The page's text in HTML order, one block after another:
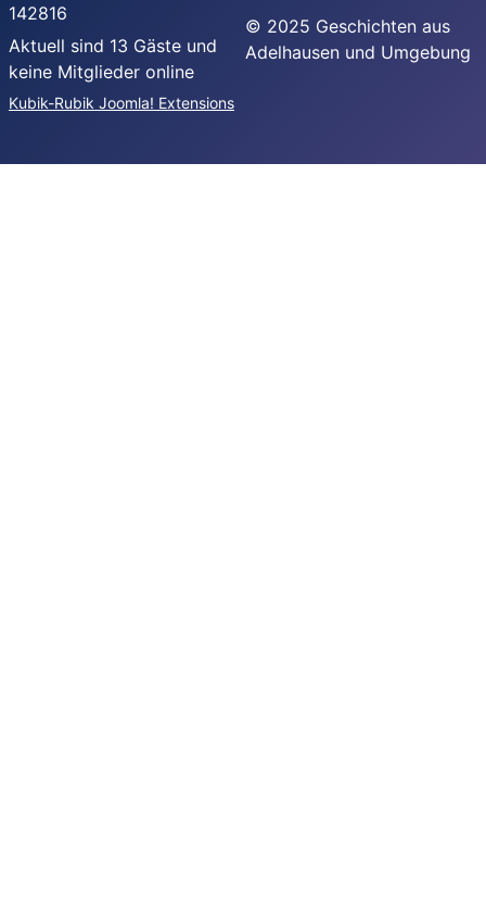
142816
Aktuell sind 13 Gäste und
keine Mitglieder online
Kubik-Rubik Joomla! Extensions
© 2025 Geschichten aus
Adelhausen und Umgebung